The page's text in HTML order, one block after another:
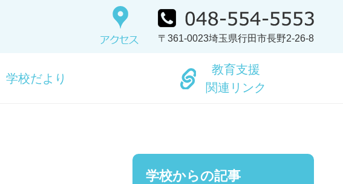
〒361-0023埼玉県行田市長野2-26-8
学校だより
教育支援
関連リンク
学校からの記事